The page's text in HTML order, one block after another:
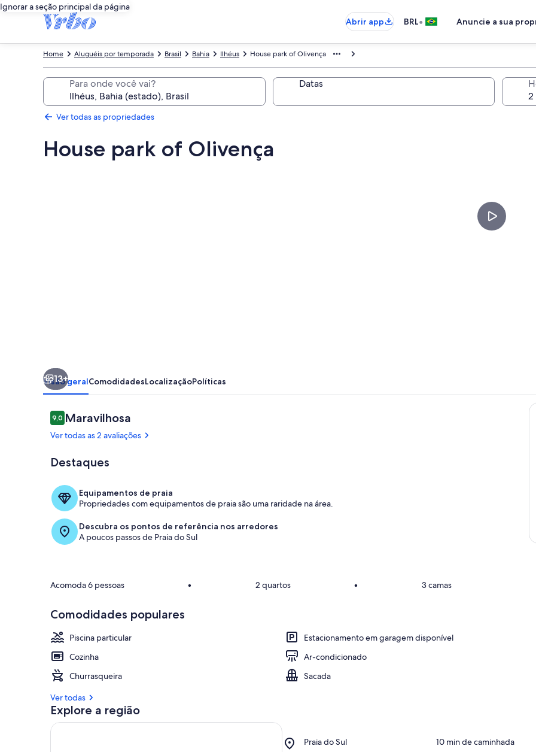
Ignorar a seção principal da página
Abrir app
BRL• Anuncie a sua
House park of Olivença
Ilhéus
Bahia
Brasil
Aluguéis por temporada
Home
Para onde você vai? Datas
Ver todas as propriedades
House park of Olivença
Terraço/
13+
Visão geralComodidadesLocalizaçãoPolíticas
Avaliações
9,09,0 de 10
Maravilhosa
Ver todas as 2 avaliações
Destaques
Equipamentos de praia
Propriedades com equipamentos de praia são uma raridade na área.
Descubra os pontos de referência nos arredores
A poucos passos de Praia do Sul
Acomoda 6 pessoas • 2 quartos • 3 camas
Comodidades populares
Piscina particular
Estacionamento em garagem disponível
Cozinha
Ar-condicionado
Churrasqueira
Sacada
Ver todas
Explore a região
Praia do Sul
Place,
‪10 min de caminhada‬